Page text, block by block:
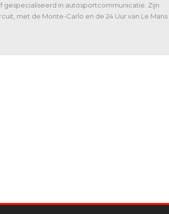
gespecialiseerd in autosportcommunicatie. Zijn
met de Monte-Carlo en de 24 Uur van Le Mans